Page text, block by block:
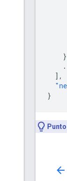
],
}
arrow_back